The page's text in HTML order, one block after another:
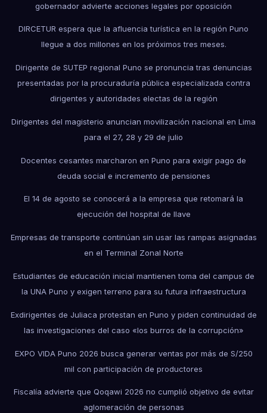
gobernador advierte acciones legales por oposición
DIRCETUR espera que la afluencia turística en la región Puno
llegue a dos millones en los próximos tres meses.
Dirigente de SUTEP regional Puno se pronuncia tras denuncias
presentadas por la procuraduría pública especializada contra
dirigentes y autoridades electas de la región
Dirigentes del magisterio anuncian movilización nacional en Lima
para el 27, 28 y 29 de julio
Docentes cesantes marcharon en Puno para exigir pago de
deuda social e incremento de pensiones
El 14 de agosto se conocerá a la empresa que retomará la
ejecución del hospital de Ilave
Empresas de transporte continúan sin usar las rampas asignadas
en el Terminal Zonal Norte
Estudiantes de educación inicial mantienen toma del campus de
la UNA Puno y exigen terreno para su futura infraestructura
Exdirigentes de Juliaca protestan en Puno y piden continuidad de
las investigaciones del caso «los burros de la corrupción»
EXPO VIDA Puno 2026 busca generar ventas por más de S/250
mil con participación de productores
Fiscalía advierte que Qoqawi 2026 no cumplió objetivo de evitar
aglomeración de personas